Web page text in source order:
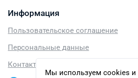
Мы используем cookies и
Информация
Пользовательское соглашение
Персональные данные
Контакты